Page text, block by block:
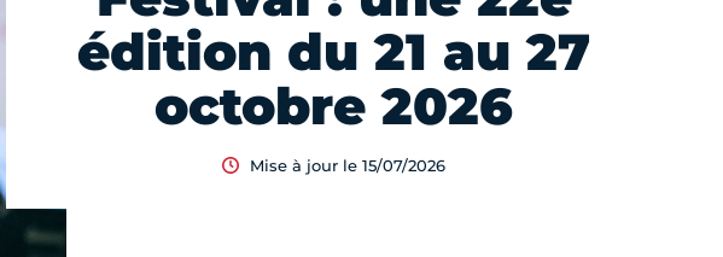
édition du 21 au 27
octobre 2026
Mise à jour le 15/07/2026